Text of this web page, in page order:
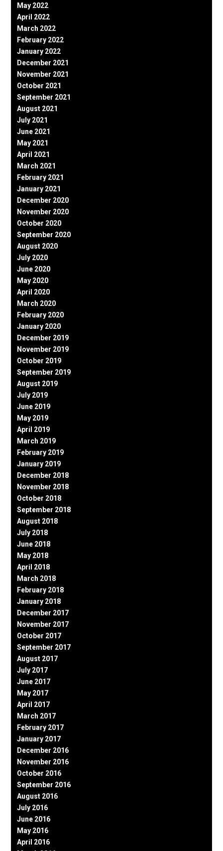
May 2022
April 2022
March 2022
February 2022
January 2022
December 2021
November 2021
October 2021
September 2021
August 2021
July 2021
June 2021
May 2021
April 2021
March 2021
February 2021
January 2021
December 2020
November 2020
October 2020
September 2020
August 2020
July 2020
June 2020
May 2020
April 2020
March 2020
February 2020
January 2020
December 2019
November 2019
October 2019
September 2019
August 2019
July 2019
June 2019
May 2019
April 2019
March 2019
February 2019
January 2019
December 2018
November 2018
October 2018
September 2018
August 2018
July 2018
June 2018
May 2018
April 2018
March 2018
February 2018
January 2018
December 2017
November 2017
October 2017
September 2017
August 2017
July 2017
June 2017
May 2017
April 2017
March 2017
February 2017
January 2017
December 2016
November 2016
October 2016
September 2016
August 2016
July 2016
June 2016
May 2016
April 2016